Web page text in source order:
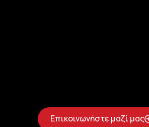
Επικοινωνήστε μαζί μας